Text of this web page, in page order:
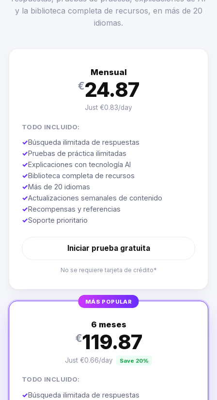
y la biblioteca completa de recursos, en más de 20
idiomas.
Mensual
€24.87
Just €0.83/day
TODO INCLUIDO:
✓Búsqueda ilimitada de respuestas
✓Pruebas de práctica ilimitadas
✓Explicaciones con tecnología AI
✓Biblioteca completa de recursos
✓Más de 20 idiomas
✓Actualizaciones semanales de contenido
✓Recompensas y referencias
✓Soporte prioritario
Iniciar prueba gratuita
No se requiere tarjeta de crédito*
MÁS POPULAR
6 meses
€119.87
Just €0.66/day Save 20%
TODO INCLUIDO:
✓Búsqueda ilimitada de respuestas